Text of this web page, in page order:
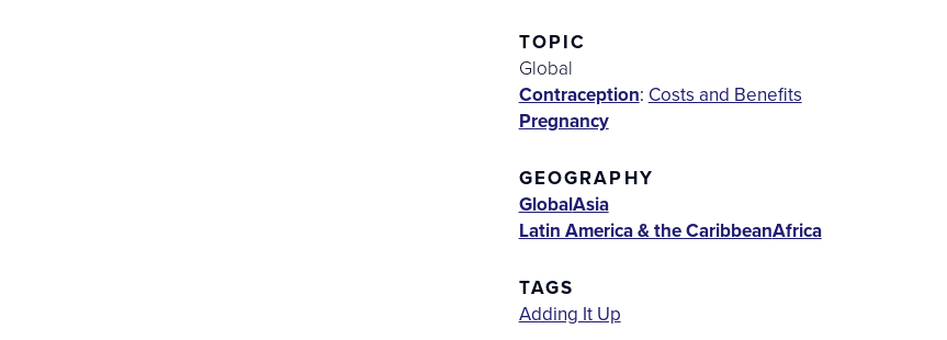
TOPIC
Global
Contraception: Costs and Benefits
Pregnancy
GEOGRAPHY
GlobalAsia
Latin America & the CaribbeanAfrica
TAGS
Adding It Up